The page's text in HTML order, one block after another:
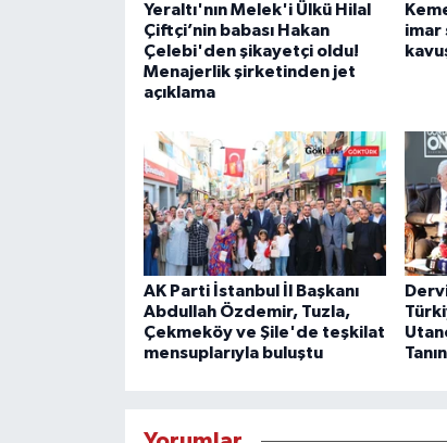
Yeraltı'nın Melek'i Ülkü Hilal
Çiftçi’nin babası Hakan
Çelebi'den şikayetçi oldu!
Menajerlik şirketinden jet
açıklama
imar
AK Parti İstanbul İl Başkanı
Abdullah Özdemir, Tuzla,
Çekmeköy ve Şile'de teşkilat
mensuplarıyla buluştu